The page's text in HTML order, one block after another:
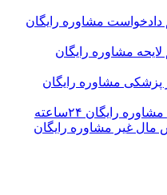
دادخواست مشاوره رایگان
لایحه مشاوره رایگان
پزشکی مشاوره رایگان
رایگان ۲۴ساعته
مال غیر مشاوره رایگان